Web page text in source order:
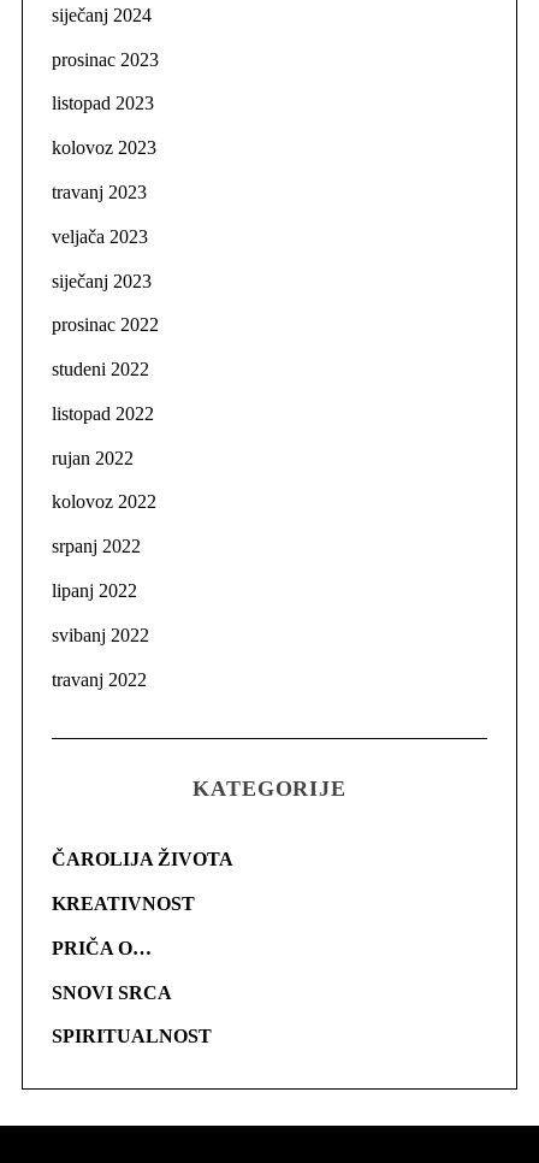
siječanj 2024
prosinac 2023
listopad 2023
kolovoz 2023
travanj 2023
veljača 2023
siječanj 2023
prosinac 2022
studeni 2022
listopad 2022
rujan 2022
kolovoz 2022
srpanj 2022
lipanj 2022
svibanj 2022
travanj 2022
KATEGORIJE
ČAROLIJA ŽIVOTA
KREATIVNOST
PRIČA O…
SNOVI SRCA
SPIRITUALNOST